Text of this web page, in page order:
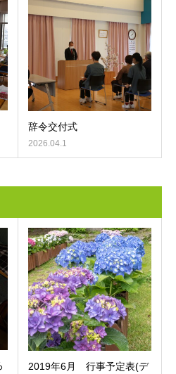
辞令交付式
2026.04.1
2019年6月 行事予定表(デ